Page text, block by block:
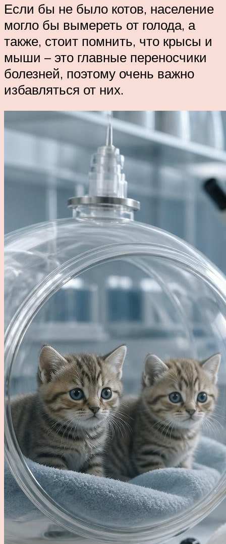
Если бы не было котов, население
могло бы вымереть от голода, а
также, стоит помнить, что крысы и
мыши – это главные переносчики
болезней, поэтому очень важно
избавляться от них.